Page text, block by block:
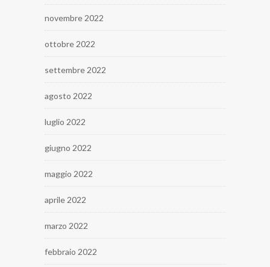
novembre 2022
ottobre 2022
settembre 2022
agosto 2022
luglio 2022
giugno 2022
maggio 2022
aprile 2022
marzo 2022
febbraio 2022